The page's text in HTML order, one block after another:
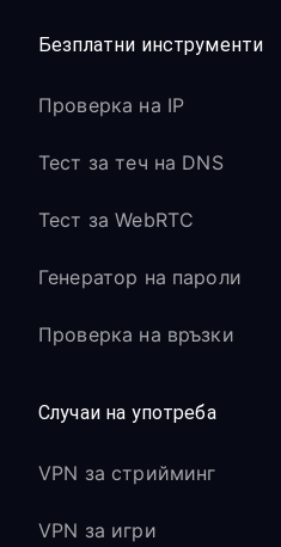
Безплатни инструменти
Проверка на IP
Тест за теч на DNS
Тест за WebRTC
Генератор на пароли
Проверка на връзки
Случаи на употреба
VPN за стрийминг
VPN за игри